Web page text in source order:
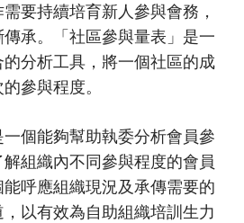
要持續培育新人參與會務，
承。「社區參與量表」是一
分析工具，將一個社區的成
參與程度。
一個能夠幫助執委分析會員參
組織內不同參與程度的會員
呼應組織現況及承傳需要的
以有效為自助組織培訓生力